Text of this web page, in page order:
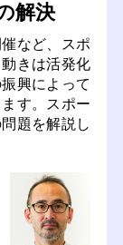
解決
など、スポ
きは活発化
興によって
す。スポー
題を解説し